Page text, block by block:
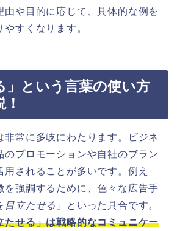
由や目的に応じて、具体的な例を
すくなります。
」という言葉の使い方
非常に多岐にわたります。ビジネ
のプロモーションや自社のブラン
用されることが多いです。例え
を強調するために、色々な広告手
目立たせる 」といった具合です。
たせる」は戦略的なコミュニケー